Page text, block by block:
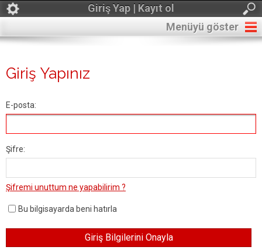
Giriş Yap | Kayıt ol
Menüyü göster
Giriş Yapınız
E-posta:
Şifre:
Şifremi unuttum ne yapabilirim ?
Bu bilgisayarda beni hatırla